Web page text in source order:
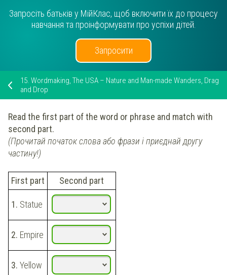
Запросіть батьків у МійКлас, щоб включити їх до процесу
навчання та проінформувати про успіхи дітей.
Запросити
15. Wordmaking, The USA – Nature and Man-made Wanders, Drag
and Drop
Read the first part of the word or phrase and match with
second part.
(Прочитай початок слова або фрази і приєднай другу
частину!)
First part Second part
1. Statue
2. Empire
3. Yellow